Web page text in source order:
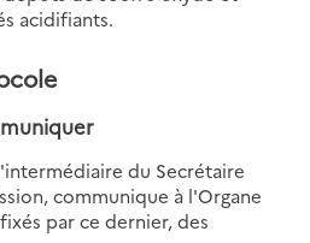
acidifiants.
du Secrétaire
communique à l'Organe
par ce dernier, des